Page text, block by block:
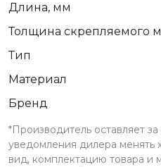
Длина, мм
Толщина скрепляемого
Тип
Материал
Бренд
*Производитель оставляет
уведомления дилера менять
вид, комплектацию товара и